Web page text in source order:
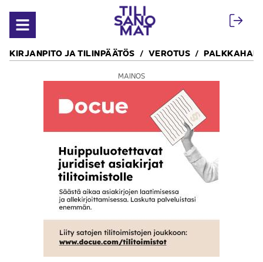
Avaa valikko
KIRJANPITO JA TILINPÄÄTÖS VEROTUS
MAINOS